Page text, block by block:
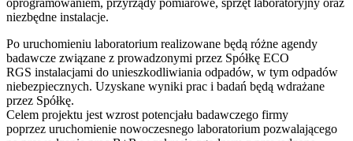
oprogramowaniem, przyrządy pomiarowe, sprzęt laboratoryjny oraz
niezbędne instalacje.
Po uruchomieniu laboratorium realizowane będą różne agendy
badawcze związane z prowadzonymi przez Spółkę ECO
RGS instalacjami do unieszkodliwiania odpadów, w tym odpadów
niebezpiecznych. Uzyskane wyniki prac i badań będą wdrażane
przez Spółkę.
Celem projektu jest wzrost potencjału badawczego firmy
poprzez uruchomienie nowoczesnego laboratorium pozwalającego